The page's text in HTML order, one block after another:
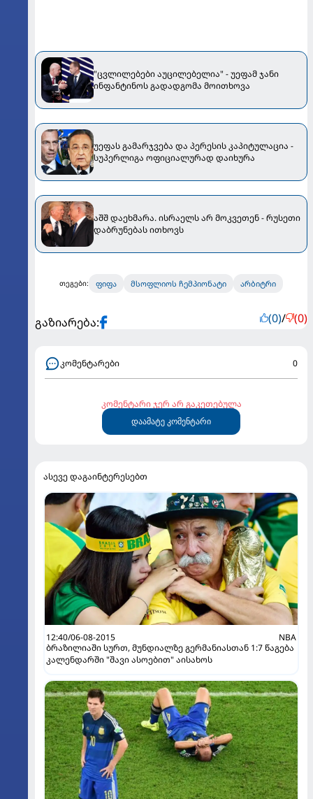
"ცვლილებები აუცილებელია" - უეფამ ჯანი
ინფანტინოს გადადგომა მოითხოვა
უეფას გამარჯვება და პერესის კაპიტულაცია -
სუპერლიგა ოფიციალურად დაიხურა
აშშ დაეხმარა. ისრაელს არ მოკვეთენ - რუსეთი
დაბრუნებას ითხოვს
თეგები: ფიფა მსოფლიოს ჩემპიონატი არბიტრი
გაზიარება: (0)/ (0)
კომენტარები 0
კომენტარი ჯერ არ გაკეთებულა
დაამატე კომენტარი
ასევე დაგაინტერესებთ
12:40/06-08-2015
NBA
ბრაზილიაში სურთ, მუნდიალზე გერმანიასთან 1:7 წაგება
კალენდარში "შავი ასოებით" აისახოს